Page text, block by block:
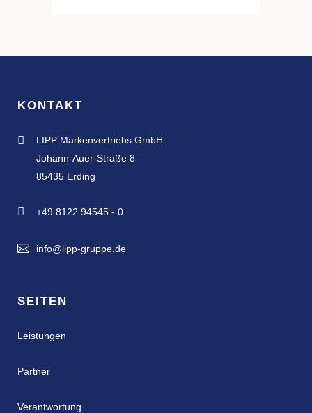
KONTAKT

LIPP Markenvertriebs GmbH
Johann-Auer-Straße 8
85435 Erding
 +49 8122 94545 - 0
info@lipp-gruppe.de
SEITEN
Leistungen
Partner
Verantwortung